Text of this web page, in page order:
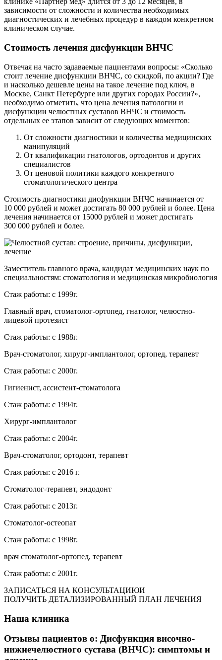
зависимости от сложности и количества необходимых
диагностических и лечебных процедур в каждом конкретном
клиническом случае.
Стоимость лечения дисфункции ВНЧС
Отвечая на часто задаваемые пациентами вопросы: «Сколько
стоит лечение дисфункции ВНЧС, со скидкой, по акции? Где
и насколько дешевле цены на такое лечение под ключ, в
Москве, Санкт Петербурге или других городах России?»,
необходимо отметить, что цена лечения патологии и
дисфункции челюстных суставов ВНЧС и стоимость
отдельных ее этапов зависит от следующих моментов:
От сложности диагностики и количества медицинских
манипуляций
От квалификации гнатологов, ортодонтов и других
специалистов
От ценовой политики каждого конкретного
стоматологического центра
Стоимость диагностики дисфункции ВНЧС начинается от
10 000 рублей и может достигать 80 000 рублей и более. Цена
лечения начинается от 15000 рублей и может достигать
300 000 рублей и более.
Заместитель главного врача, кандидат медицинских наук по
специальностям: стоматология и медицинская микробиология
Стаж работы: с 1999г.
Главный врач, стоматолог-ортопед, гнатолог, челюстно-
лицевой протезист
Стаж работы: с 1988г.
Врач-стоматолог, хирург-имплантолог, ортопед, терапевт
Стаж работы: с 2000г.
Гигиенист, ассистент-стоматолога
Стаж работы: с 1994г.
Хирург-имплантолог
Стаж работы: с 2004г.
Врач-стоматолог, ортодонт, терапевт
Стаж работы: с 2016 г.
Стоматолог-терапевт, эндодонт
Стаж работы: с 2013г.
Стоматолог-остеопат
Стаж работы: с 1998г.
врач стоматолог-ортопед, терапевт
Стаж работы: с 2001г.
ЗАПИСАТЬСЯ НА КОНСУЛЬТАЦИЮИ
ПОЛУЧИТЬ ДЕТАЛИЗИРОВАННЫЙ ПЛАН ЛЕЧЕНИЯ
Наша клиника
Отзывы пациентов о: Дисфункция височно-
нижнечелюстного сустава (ВНЧС): симптомы и